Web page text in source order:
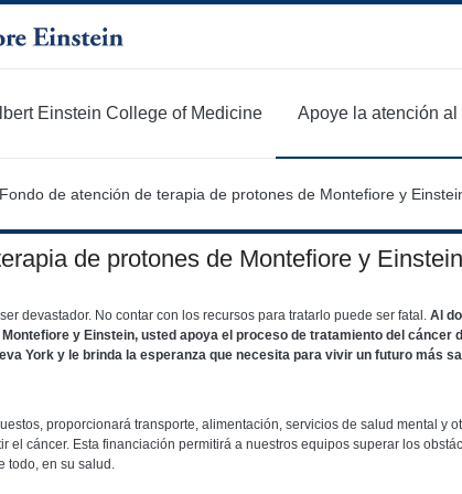
Einstein College of Medicine Apoye la atención
Fondo de atención de terapia de protones de Montefiore y
de protones de Montefiore y Einstein
devastador. No contar con los recursos para tratarlo puede ser fatal. Al
y Einstein, usted apoya el proceso de tratamiento del cáncer
York y le brinda la esperanza que necesita para vivir un futuro más
proporcionará transporte, alimentación, servicios de salud mental y
el cáncer. Esta financiación permitirá a nuestros equipos superar los
todo, en su salud.